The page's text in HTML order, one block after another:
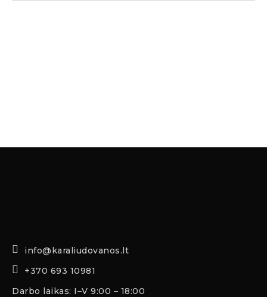
info@karaliudovanos.lt
+370 693 10981
Darbo laikas: I–V 9:00 – 18:00